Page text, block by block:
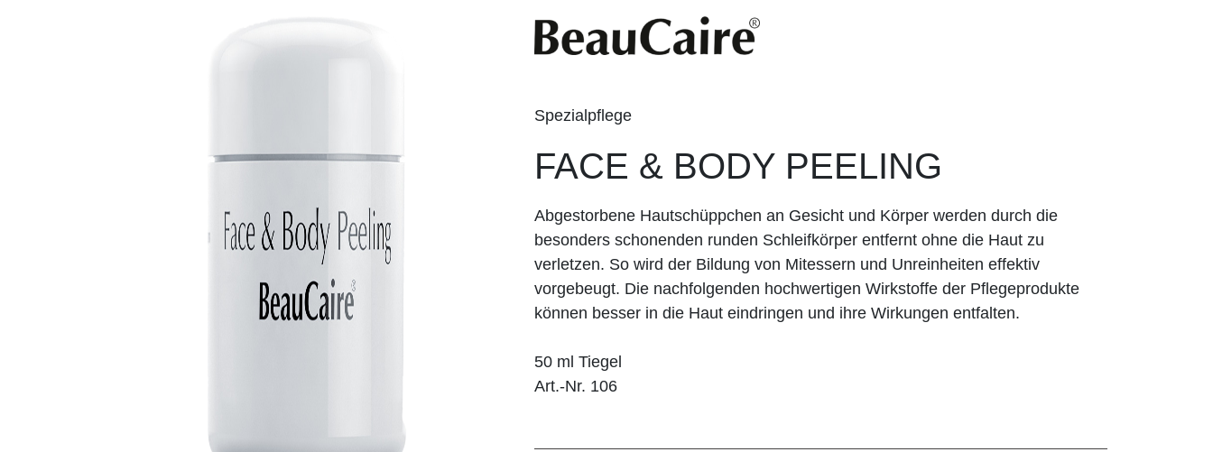
Spezialpflege
FACE & BODY PEELING
Abgestorbene Hautschüppchen an Gesicht und Körper werden durch die
besonders schonenden runden Schleifkörper entfernt ohne die Haut zu
verletzen. So wird der Bildung von Mitessern und Unreinheiten effektiv
vorgebeugt. Die nachfolgenden hochwertigen Wirkstoffe der Pflegeprodukte
können besser in die Haut eindringen und ihre Wirkungen entfalten.
50 ml Tiegel
Art.-Nr. 106